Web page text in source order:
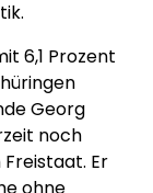
6,1 Prozent
Georg
noch
Er